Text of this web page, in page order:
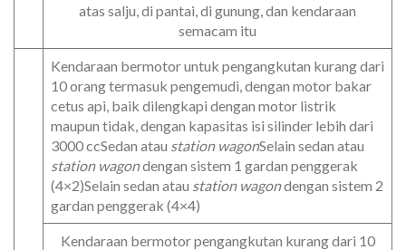
atas salju, di pantai, di gunung, dan kendaraan
semacam itu
Kendaraan bermotor untuk pengangkutan kurang dari
10 orang termasuk pengemudi, dengan motor bakar
cetus api, baik dilengkapi dengan motor listrik
maupun tidak, dengan kapasitas isi silinder lebih dari
3000 ccSedan atau station wagonSelain sedan atau
station wagondengan sistem 1 gardan penggerak
(4×2)Selain sedan atau station wagondengan sistem 2
gardan penggerak (4×4)
Kendaraan bermotor pengangkutan kurang dari 10